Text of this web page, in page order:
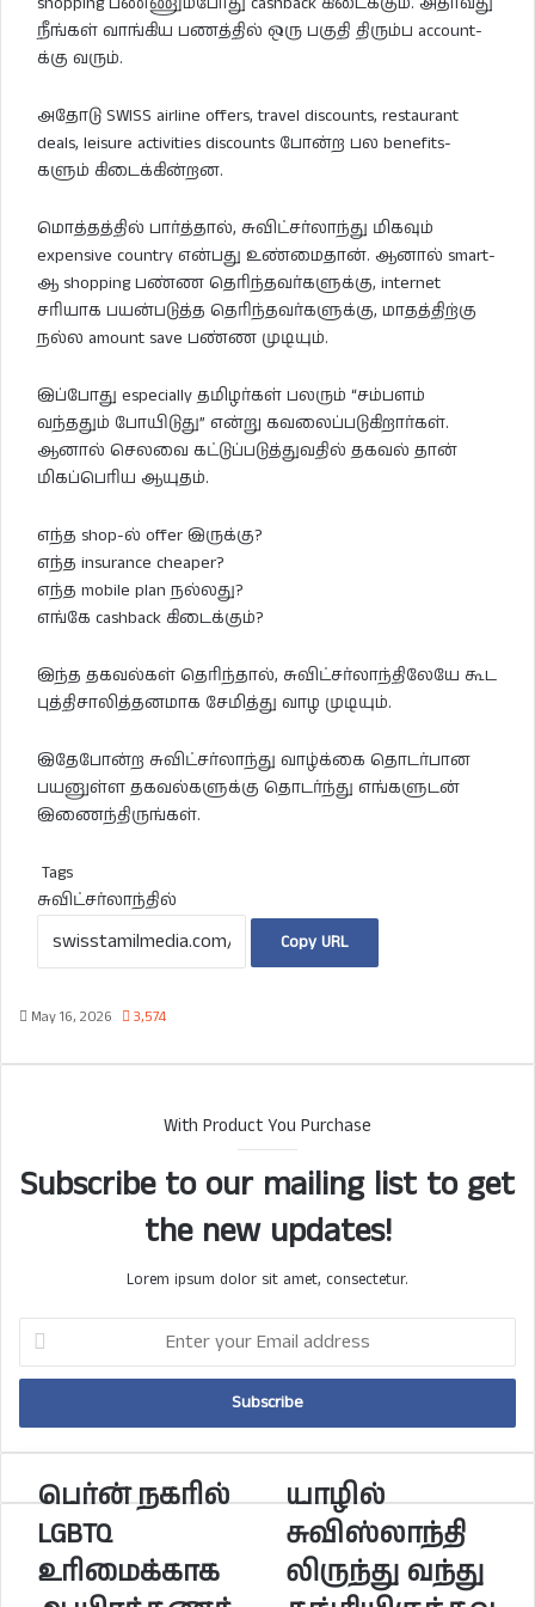
நீங்கள் வாங்கிய பணத்தில் ஒரு பகுதி திரும்ப account-
க்கு வரும்.
அதோடு SWISS airline offers, travel discounts, restaurant
deals, leisure activities discounts போன்ற பல benefits-
களும் கிடைக்கின்றன.
மொத்தத்தில் பார்த்தால், சுவிட்சர்லாந்து மிகவும்
expensive country என்பது உண்மைதான். ஆனால் smart-
ஆ shopping பண்ண தெரிந்தவர்களுக்கு, internet
சரியாக பயன்படுத்த தெரிந்தவர்களுக்கு, மாதத்திற்கு
நல்ல amount save பண்ண முடியும்.
இப்போது especially தமிழர்கள் பலரும் “சம்பளம்
வந்ததும் போயிடுது” என்று கவலைப்படுகிறார்கள்.
ஆனால் செலவை கட்டுப்படுத்துவதில் தகவல் தான்
மிகப்பெரிய ஆயுதம்.
எந்த shop-ல் offer இருக்கு?
எந்த insurance cheaper?
எந்த mobile plan நல்லது?
எங்கே cashback கிடைக்கும்?
இந்த தகவல்கள் தெரிந்தால், சுவிட்சர்லாந்திலேயே கூட
புத்திசாலித்தனமாக சேமித்து வாழ முடியும்.
இதேபோன்ற சுவிட்சர்லாந்து வாழ்க்கை தொடர்பான
பயனுள்ள தகவல்களுக்கு தொடர்ந்து எங்களுடன்
இணைந்திருங்கள்.
Tags
சுவிட்சர்லாந்தில்
Copy URL
May 16, 2026 3,574
With Product You Purchase
Subscribe to our mailing list to get
the new updates!
Lorem ipsum dolor sit amet, consectetur.
t
r
y
u
பெ
ன்
ந
பெர்ன் நகரில்
LGBTQ
உரிமைக்காக
யா
ல்
சு
யாழில்
சுவிஸ்லாந்தி
லிருந்து வந்து